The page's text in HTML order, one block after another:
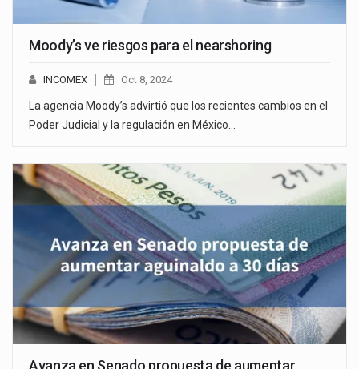
Moody’s ve riesgos para el nearshoring
INCOMEX Oct 8, 2024
La agencia Moody’s advirtió que los recientes cambios en el
Poder Judicial y la regulación en México…
Avanza en Senado propuesta de aumentar